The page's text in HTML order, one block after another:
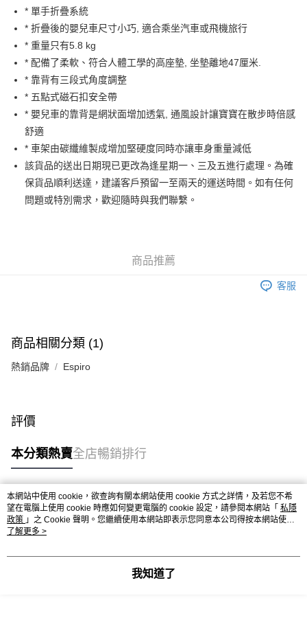
AlipayHK
PayMe
WeChat Pay
送貨方式
香港配送
每筆HK$55.00，滿HK$800.00或以上免運費
澳門配送 運費表
* 單手折疊系統
* 折疊後的嬰兒車尺寸小巧, 適合乘坐汽車或飛機旅行
* 重量只有5.8 kg
* 配備了柔軟、符合人體工學的高座墊, 坐墊離地47厘米.
* 靠背有三段式角度調整
* 五點式磁石扣安全帶
* 嬰兒車的靠背是網狀面增加透氣, 通風設計讓寶寶在散步時倍感
舒適
* 車架由碳纖維製成增加堅硬度同時亦讓車身重量減低
該貨品的送出日期現已更改為逢星期一、三及五進行處理。為確
保貨品順利送達，建議客戶預留一至兩天的運送時間。如有任何
問題或特別需求，歡迎隨時與我們聯繫。
商品推薦
客服
商品相關分類 (1)
熱銷品牌 Espiro
評價
本分類熱賣全店暢銷排行
熱門標籤
熱銷排行
本網站中使用 cookie，欲查詢有關本網站使用 cookie 方式之詳情，及若您不希
望在電腦上使用 cookie 時應如何變更電腦的 cookie 設定，請參閱本網站「 私隱
政策 」之 Cookie 聲明。您繼續使用本網站即表示您同意本公司得按本網站使用
條款之 Cookie 聲明使用 cookie。
了解更多 >
我知道了